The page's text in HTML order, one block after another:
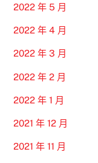
2022 年 5 月
2022 年 4 月
2022 年 3 月
2022 年 2 月
2022 年 1 月
2021 年 12 月
2021 年 11 月